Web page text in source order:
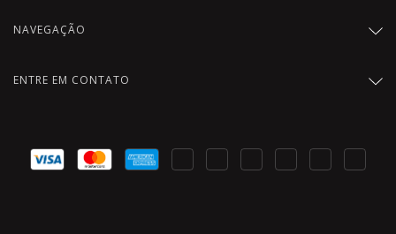
NAVEGAÇÃO
ENTRE EM CONTATO